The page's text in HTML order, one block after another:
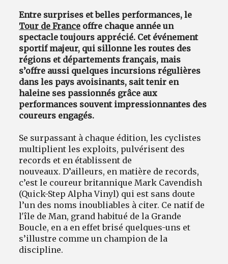
Entre surprises et belles performances, le
Tour de France offre chaque année un
spectacle toujours apprécié. Cet événement
sportif majeur, qui sillonne les routes des
régions et départements français, mais
s’offre aussi quelques incursions régulières
dans les pays avoisinants, sait tenir en
haleine ses passionnés grâce aux
performances souvent impressionnantes des
coureurs engagés.
Se surpassant à chaque édition, les cyclistes
multiplient les exploits, pulvérisent des
records et en établissent de
nouveaux. D’ailleurs, en matière de records,
c’est le coureur britannique Mark Cavendish
(Quick-Step Alpha Vinyl) qui est sans doute
l’un des noms inoubliables à citer. Ce natif de
l'île de Man, grand habitué de la Grande
Boucle, en a en effet brisé quelques-uns et
s’illustre comme un champion de la
discipline.